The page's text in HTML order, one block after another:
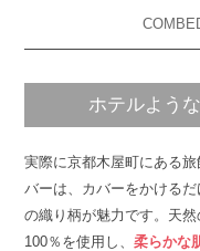
ホテルような
実際に京都木屋町にある
バーは、カバーをかける
の織り柄が魅力です。天
100％を使用し、柔らかな